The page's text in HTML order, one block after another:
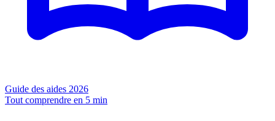
Guide des aides 2026
Tout comprendre en 5 min